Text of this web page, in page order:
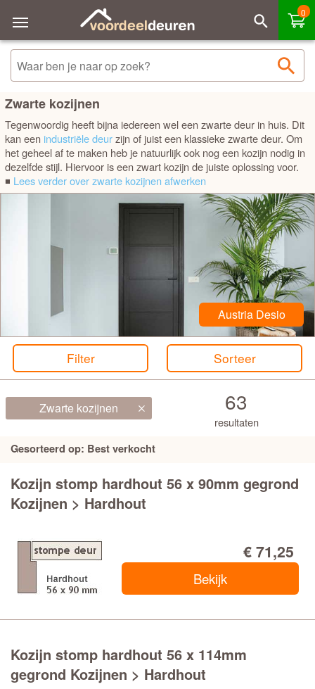
0
Filteren
TYPE & TOEPASSING
Stompe binnendeur kozijnen
Opdek binnendeur kozijnen
Buitendeur kozijn (Hardhout)
Vurenhout kozijnen
Hardhout kozijnen
Grenen kozijnen
Stalen kozijnen
Stalen kozijnen van Svedex
UITVOERING
Met bovenlicht
Zonder bovenlicht
Wit gegrond
Wit afgelakt
Zwart afgelakt
Sorteren
Merk - A tot Z
Prijs laag - hoog
Prijs hoog - laag
Best verkocht
Zwarte kozijnen
Tegenwoordig heeft bijna iedereen wel een zwarte deur in huis. Dit
kan een industriële deurzijn of juist een klassieke zwarte deur. Om
het geheel af te maken heb je natuurlijk ook nog een kozijn nodig in
dezelfde stijl. Hiervoor is een zwart kozijn de juiste oplossing voor.
◾ Lees verder over zwarte kozijnen afwerken
Austria Desio
Filter Sorteer
Zwarte kozijnen 63
resultaten
Gesorteerd op: Best verkocht
Kozijn stomp hardhout 56 x 90mm gegrond
Kozijnen > Hardhout
€ 71,25
Bekijk
Kozijn stomp hardhout 56 x 114mm
gegrond Kozijnen > Hardhout